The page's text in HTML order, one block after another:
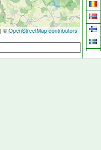
| ©OpenStreetMap contributors